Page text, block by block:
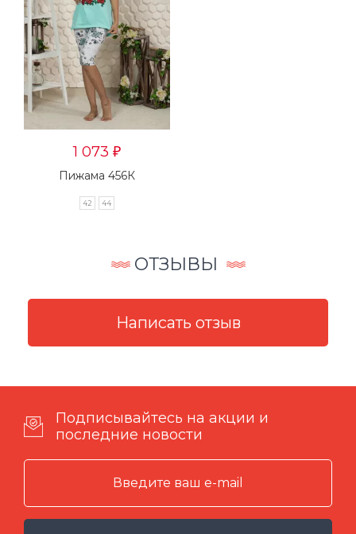
1 073 ₽
Пижама 456К
42 44
ОТЗЫВЫ
Подписывайтесь на акции и
последние новости